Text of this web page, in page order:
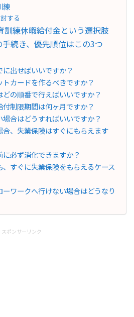
練
する
訓練休暇給付金という選択肢
続き、優先順位はこの3つ
出せばいいですか？
カードを作るべきですか？
の順番で行えばいいですか？
付制限期間は何ヶ月ですか？
合はどうすればいいですか？
、失業保険はすぐにもらえます
必ず消化できますか？
、すぐに失業保険をもらえるケース
ーワークへ行けない場合はどうなり
スポンサーリンク